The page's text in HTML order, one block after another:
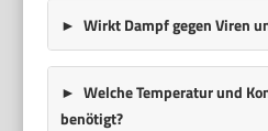
Wirkt Dampf gegen Viren
Welche Temperatur und
benötigt?